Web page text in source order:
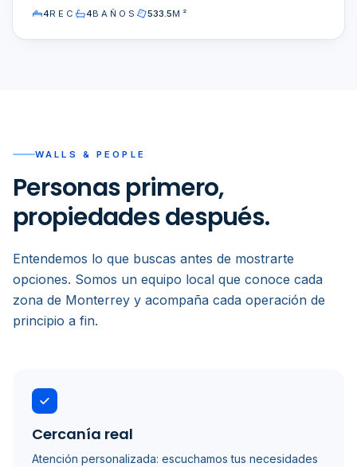
4REC 4BAÑOS 533.5M²
WALLS & PEOPLE
Personas primero,
propiedades después.
Entendemos lo que buscas antes de mostrarte
opciones. Somos un equipo local que conoce cada
zona de Monterrey y acompaña cada operación de
principio a fin.
Cercanía real
Atención personalizada: escuchamos tus necesidades